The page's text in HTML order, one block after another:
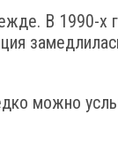
В 1990-х
можно